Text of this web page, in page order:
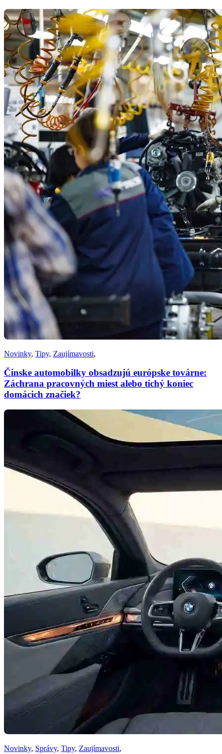
Novinky, Tipy, Zaujímavosti,
Čínske automobilky obsadzujú európske továrne:
Záchrana pracovných miest alebo tichý koniec
domácich značiek?
Novinky, Správy, Tipy, Zaujímavosti,